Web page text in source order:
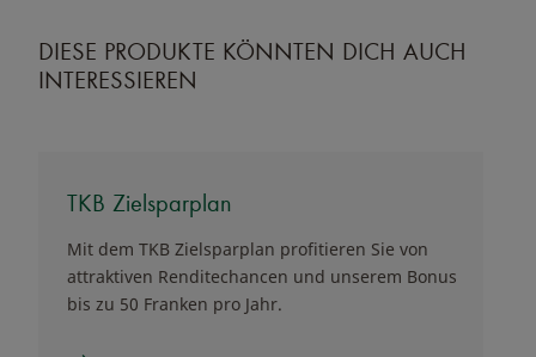
DIESE PRODUKTE KÖNNTEN DICH AUCH
INTERESSIEREN
TKB Zielsparplan
Mit dem TKB Zielsparplan profitieren Sie von
attraktiven Renditechancen und unserem Bonus
bis zu 50 Franken pro Jahr.